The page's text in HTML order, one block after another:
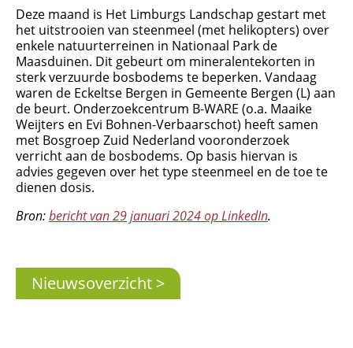
Organisatie
Medewerkers
Veldwerkzaamheden
Deze maand is Het Limburgs Landschap gestart met
het uitstrooien van steenmeel (met helikopters) over
enkele natuurterreinen in Nationaal Park de
Maasduinen. Dit gebeurt om mineralentekorten in
sterk verzuurde bosbodems te beperken. Vandaag
waren de Eckeltse Bergen in Gemeente Bergen (L) aan
de beurt. Onderzoekcentrum B-WARE (o.a. Maaike
Weijters en Evi Bohnen-Verbaarschot) heeft samen
met Bosgroep Zuid Nederland vooronderzoek
verricht aan de bosbodems. Op basis hiervan is
advies gegeven over het type steenmeel en de toe te
dienen dosis.
Bron:bericht van 29 januari 2024 op LinkedIn.
Nieuwsoverzicht